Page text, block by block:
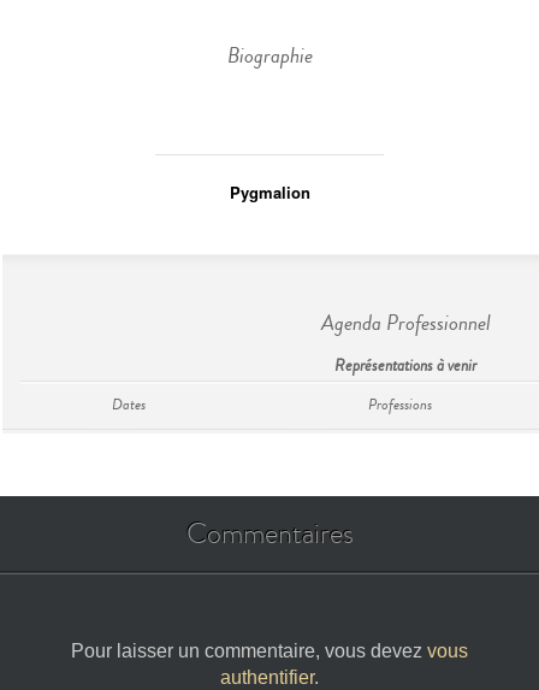
Biographie
Pygmalion
Agenda Professionnel
Représentations à venir
Dates Professions
Commentaires
Pour laisser un commentaire, vous devez vous
authentifier.